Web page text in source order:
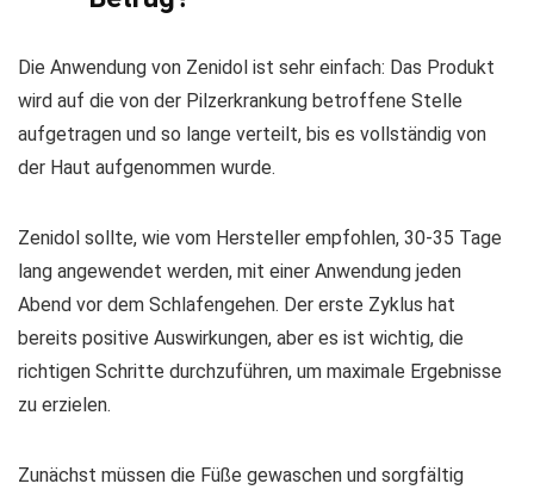
Die Anwendung von Zenidol ist sehr einfach: Das Produkt
wird auf die von der Pilzerkrankung betroffene Stelle
aufgetragen und so lange verteilt, bis es vollständig von
der Haut aufgenommen wurde.
Zenidol sollte, wie vom Hersteller empfohlen, 30-35 Tage
lang angewendet werden, mit einer Anwendung jeden
Abend vor dem Schlafengehen. Der erste Zyklus hat
bereits positive Auswirkungen, aber es ist wichtig, die
richtigen Schritte durchzuführen, um maximale Ergebnisse
zu erzielen.
Zunächst müssen die Füße gewaschen und sorgfältig